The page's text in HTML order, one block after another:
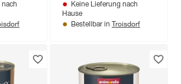
nach
Keine Lieferung nach
Hause
Bestellbar in Troisdorf